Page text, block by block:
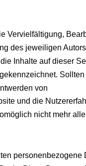
Vervielfältigung,
des jeweiligen
Inhalte auf dieser
von
personenbezogene
und die
nicht mehr